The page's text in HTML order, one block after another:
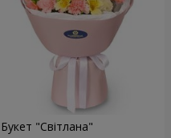
Букет "Світлана"